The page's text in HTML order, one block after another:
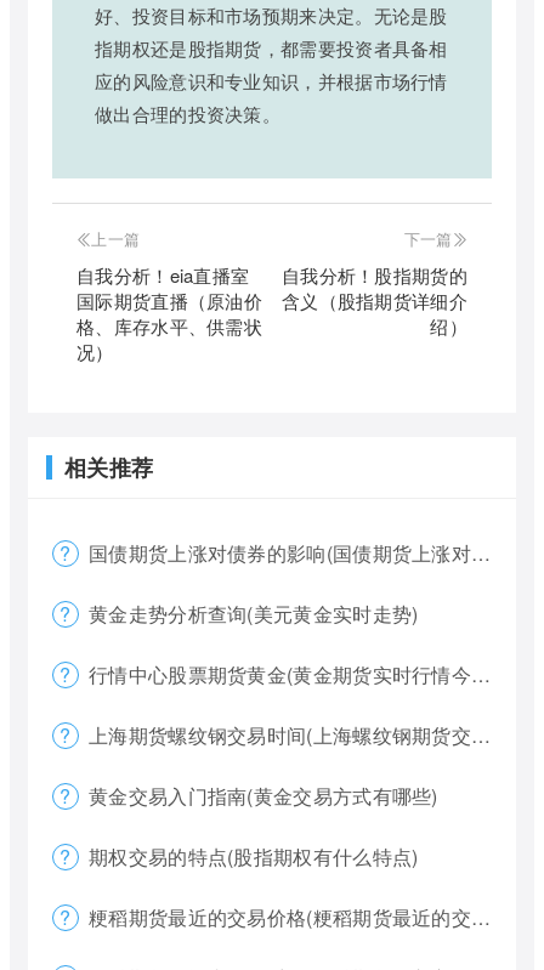
好、投资目标和市场预期来决定。无论是股
指期权还是股指期货，都需要投资者具备相
应的风险意识和专业知识，并根据市场行情
做出合理的投资决策。
上一篇
自我分析！eia直播室
国际期货直播（原油价
格、库存水平、供需状
况）
下一篇
自我分析！股指期货的
含义（股指期货详细介
绍）
相关推荐
国债期货上涨对债券的影响(国债期货上涨对债券的影响大吗)
黄金走势分析查询(美元黄金实时走势)
行情中心股票期货黄金(黄金期货实时行情今天)
上海期货螺纹钢交易时间(上海螺纹钢期货交割)
黄金交易入门指南(黄金交易方式有哪些)
期权交易的特点(股指期权有什么特点)
粳稻期货最近的交易价格(粳稻期货最近的交易价格是什么)